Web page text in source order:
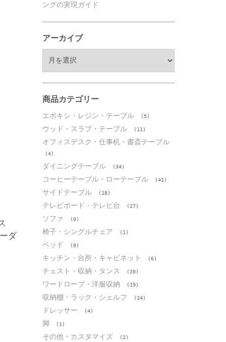
ングの実現ガイド
アーカイブ
ブ
商品カテゴリー
エポキシ・レジン・テーブル (5)
ウッド・スラブ・テーブル (11)
オフィスデスク・仕事机・書斎テーブル
(4)
ダイニングテーブル (34)
コーヒーテーブル・ローテーブル (41)
サイドテーブル (18)
テレビボード・テレビ台 (27)
ソファ (0)
椅子・シングルチェア (1)
ベッド (0)
キッチン・台所・キャビネット (6)
チェスト・収納・タンス (20)
ワードローブ・洋服収納 (19)
収納棚・ラック・シェルフ (24)
ドレッサー (4)
脚 (1)
その他・カスタマイズ (2)